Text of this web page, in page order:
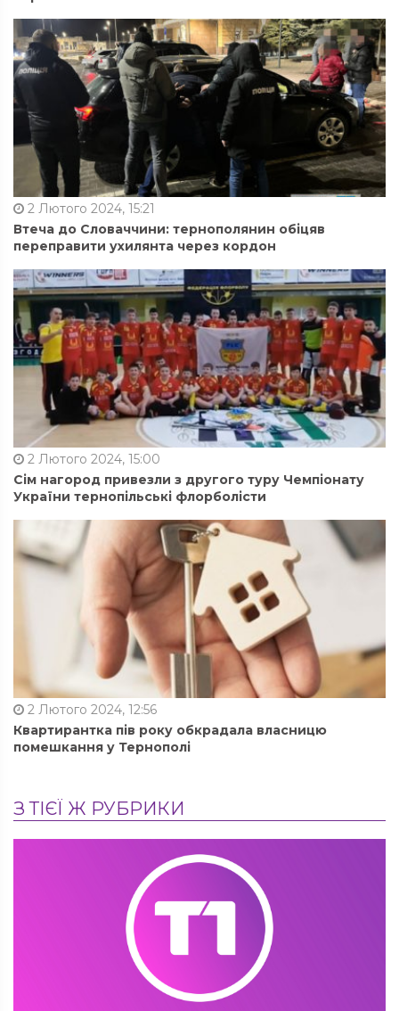
2 Лютого 2024, 15:21
Втеча до Словаччини: тернополянин обіцяв
переправити ухилянта через кордон
2 Лютого 2024, 15:00
Сім нагород привезли з другого туру Чемпіонату
України тернопільські флорболісти
2 Лютого 2024, 12:56
Квартирантка пів року обкрадала власницю
помешкання у Тернополі
З ТІЄЇ Ж РУБРИКИ